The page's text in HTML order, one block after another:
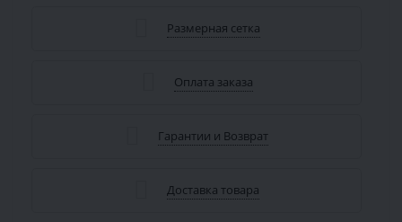
Размерная сетка
Оплата заказа
Гарантии и Возврат
Доставка товара